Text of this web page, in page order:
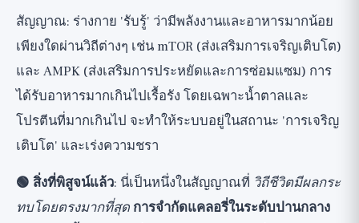
สัญญาณ: ร่างกาย 'รับรู้' ว่ามีพลังงานและอาหารมากน้อย
เพียงใดผ่านวิถีต่างๆ เช่น mTOR (ส่งเสริมการเจริญเติบโต)
และ AMPK (ส่งเสริมการประหยัดและการซ่อมแซม) การ
ได้รับอาหารมากเกินไปเรื้อรัง โดยเฉพาะน้ำตาลและ
โปรตีนที่มากเกินไป จะทำให้ระบบอยู่ในสถานะ 'การเจริญ
เติบโต' และเร่งความชรา
🟢 สิ่งที่พิสูจน์แล้ว: นี่เป็นหนึ่งในสัญญาณที่ วิถีชีวิตมีผลกระ
ทบโดยตรงมากที่สุด การจำกัดแคลอรี่ในระดับปานกลาง